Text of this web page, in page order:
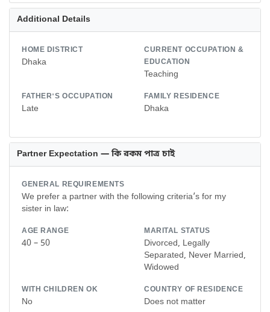
Additional Details
HOME DISTRICT
Dhaka
CURRENT OCCUPATION &
EDUCATION
Teaching
FATHER'S OCCUPATION
Late
FAMILY RESIDENCE
Dhaka
Partner Expectation — কি রকম পাত্র চাই
GENERAL REQUIREMENTS
We prefer a partner with the following criteria’s for my
sister in law:
AGE RANGE
40 – 50
MARITAL STATUS
Divorced, Legally
Separated, Never Married,
Widowed
WITH CHILDREN OK
No
COUNTRY OF RESIDENCE
Does not matter